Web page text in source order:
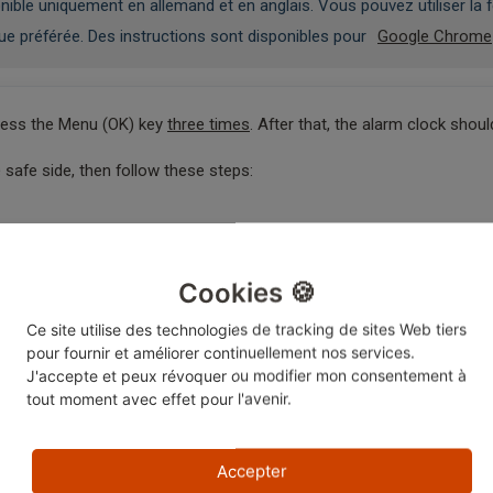
uniquement en allemand et en anglais. Vous pouvez utiliser
préférée. Des instructions sont disponibles pour Google Chrome
the Menu (OK) key three times. After that, the alarm clock
side, then follow these steps:
a check mark next to it
mark is gone and you have deactivated it.
the red End Call key) in order to avoid placing the check mark
utile ? Non
Cookies 🍪
Ce site utilise des technologies de tracking de sites Web tiers
pour fournir et améliorer continuellement nos services.
J'accepte et peux révoquer ou modifier mon consentement à
tout moment avec effet pour l'avenir.
Accepter